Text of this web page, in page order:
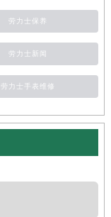
劳力士保养
劳力士新闻
劳力士手表维修